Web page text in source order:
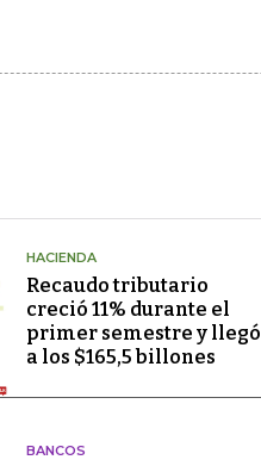
HACIENDA
Recaudo tributario
creció 11% durante el
primer semestre y llegó
a los $165,5 billones
BANCOS